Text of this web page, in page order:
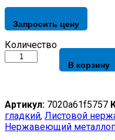
Запросить цену
Лист
нержавеющий
12Х18Н10Т
х/
к,
М2а-
Количество
В корзину
Артикул: 7020a61f5757
гладкий, Листовой
Нержавеющий